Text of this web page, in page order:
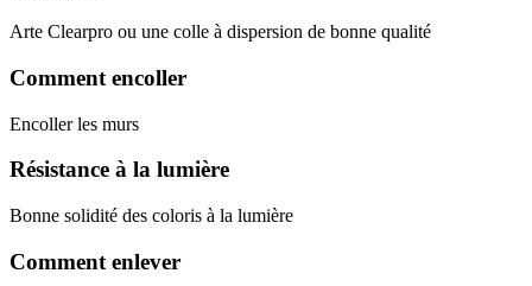
Arte Clearpro ou une colle à dispersion de bonne qualité
Comment encoller
Encoller les murs
Résistance à la lumière
Bonne solidité des coloris à la lumière
Comment enlever